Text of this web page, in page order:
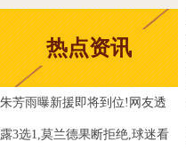
热点资讯
朱芳雨曝新援即将到位!网友透
露3选1,莫兰德果断拒绝,球迷看